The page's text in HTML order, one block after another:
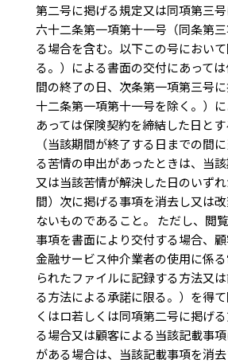
第二号に掲げる規定又は同項第三
六十二条第一項第十一号（同条第
る場合を含む。以下この号におい
る。）による書面の交付にあって
間の終了の日、次条第一項第三号
十二条第一項第十一号を除く。）
あっては保険契約を締結した日と
（当該期間が終了する日までの間
る苦情の申出があったときは、当
又は当該苦情が解決した日のいず
間）次に掲げる事項を消去し又は
ないものであること。 ただし、閲
事項を書面により交付する場合、顧
金融サービス仲介業者の使用に係
られたファイルに記録する方法又
る方法による承諾に限る。）を得
くはロ若しくは同項第二号に掲げ
る場合又は顧客による当該記載事
がある場合は、当該記載事項を消